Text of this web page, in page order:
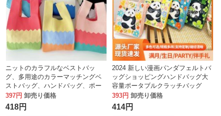
ニットのカラフルなベストバッ
グ、多用途のカラーマッチングベ
ストバッグ、ハンドバッグ、ポー
タブルランチバッグ、カジュアル
ハンドバッグ
397円 卸売り価格
418円
2024 新しい漫画パンダフェルトバ
ッグショッピングハンドバッグ大
容量ポータブルクラッチバッグ
393円 卸売り価格
414円